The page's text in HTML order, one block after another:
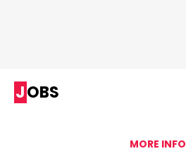
JOBS
MORE INFO